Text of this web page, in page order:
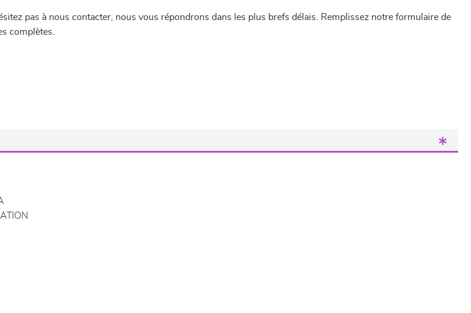
pas à nous contacter, nous vous répondrons dans les plus brefs délais. Remplissez notre formulaire de
complètes.